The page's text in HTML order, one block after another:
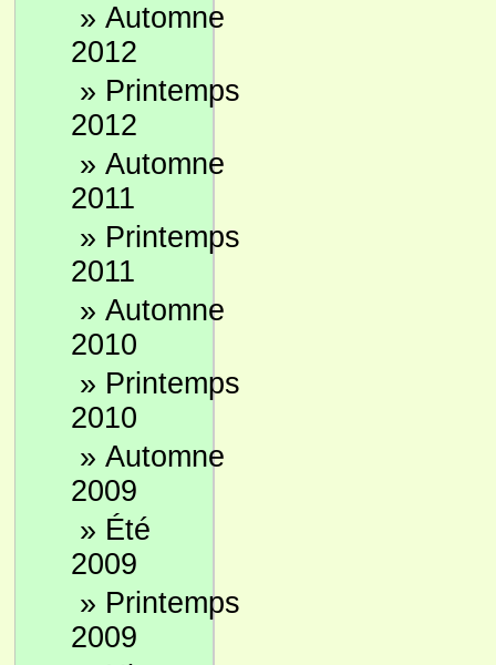
» Automne
2012
» Printemps
2012
» Automne
2011
» Printemps
2011
» Automne
2010
» Printemps
2010
» Automne
2009
» Été
2009
» Printemps
2009